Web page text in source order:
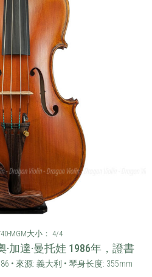
MGM大小： 4/4
加達·曼托娃 1986年，證書
• 來源: 義大利 • 琴身长度: 355mm